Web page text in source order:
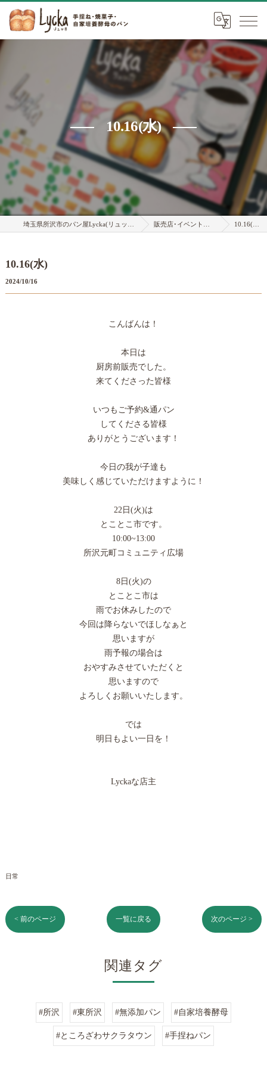
10.16(水)
販売店･イベント情報 10.16(水)
10.16(水)
2024/10/16
こんばんは！
本日は
厨房前販売でした。
来てくださった皆様
いつもご予約&通パン
してくださる皆様
ありがとうございます！
今日の我が子達も
美味しく感じていただけますように！
22日(火)は
とことこ市です。
10:00~13:00
所沢元町コミュニティ広場
8日(火)の
とことこ市は
雨でお休みしたので
今回は降らないでほしなぁと
思いますが
雨予報の場合は
おやすみさせていただくと
思いますので
よろしくお願いいたします。
では
明日もよい一日を！
Lyckaな店主
日常
< 前のページ 一覧に戻る 次のページ >
関連タグ
#所沢 #東所沢 #無添加パン #自家培養酵母
#ところざわサクラタウン #手捏ねパン